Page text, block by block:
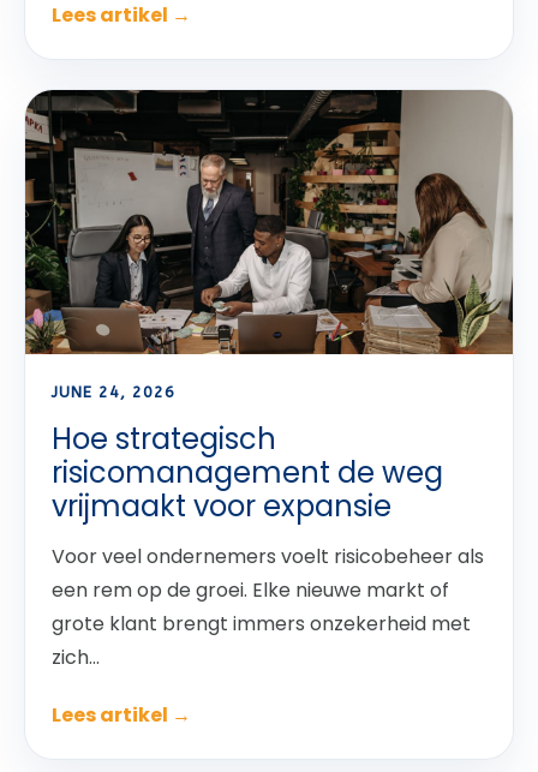
Lees artikel →
JUNE 24, 2026
Hoe strategisch
risicomanagement de weg
vrijmaakt voor expansie
Voor veel ondernemers voelt risicobeheer als
een rem op de groei. Elke nieuwe markt of
grote klant brengt immers onzekerheid met
zich...
Lees artikel →